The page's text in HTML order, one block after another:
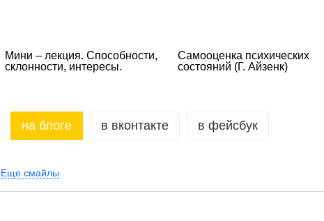
Мини – лекция. Способности,
склонности, интересы.
Самооценка психических
состояний (Г. Айзенк)
на блоге в вконтакте в фейсбук
Еще смайлы